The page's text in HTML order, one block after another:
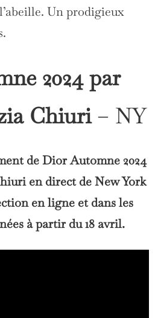
Un prodigieux
2024 par
Chiuri– NY
de Dior Automne 2024
en direct de New York
en ligne et dans les
à partir du 18 avril.